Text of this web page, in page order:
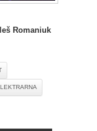
Romaniuk